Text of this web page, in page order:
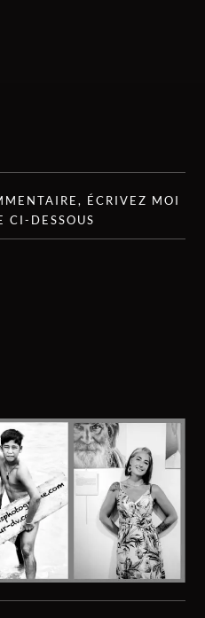
ÉCRIVEZ MOI
CI-DESSOUS